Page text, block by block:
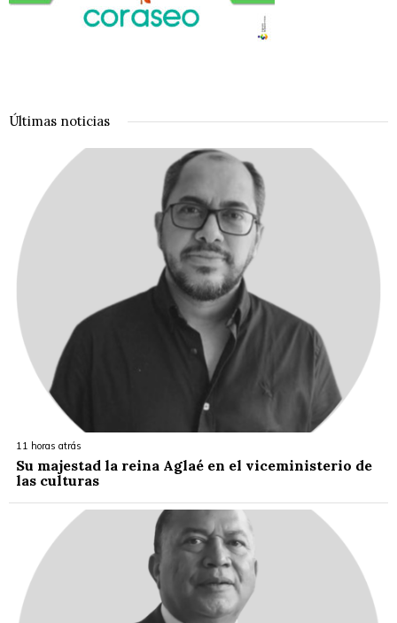
Últimas noticias
11 horas atrás
Su majestad la reina Aglaé en el viceministerio de
las culturas